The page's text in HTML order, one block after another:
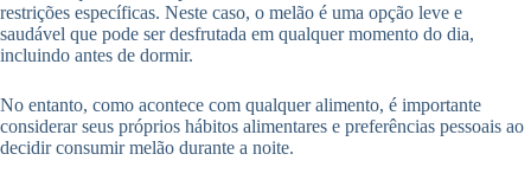
restrições específicas. Neste caso, o melão é uma opção leve e
saudável que pode ser desfrutada em qualquer momento do dia,
incluindo antes de dormir.
No entanto, como acontece com qualquer alimento, é importante
considerar seus próprios hábitos alimentares e preferências pessoais ao
decidir consumir melão durante a noite.